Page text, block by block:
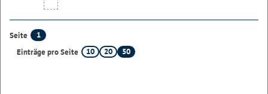
Seite
1
Einträge pro Seite
10 20 50